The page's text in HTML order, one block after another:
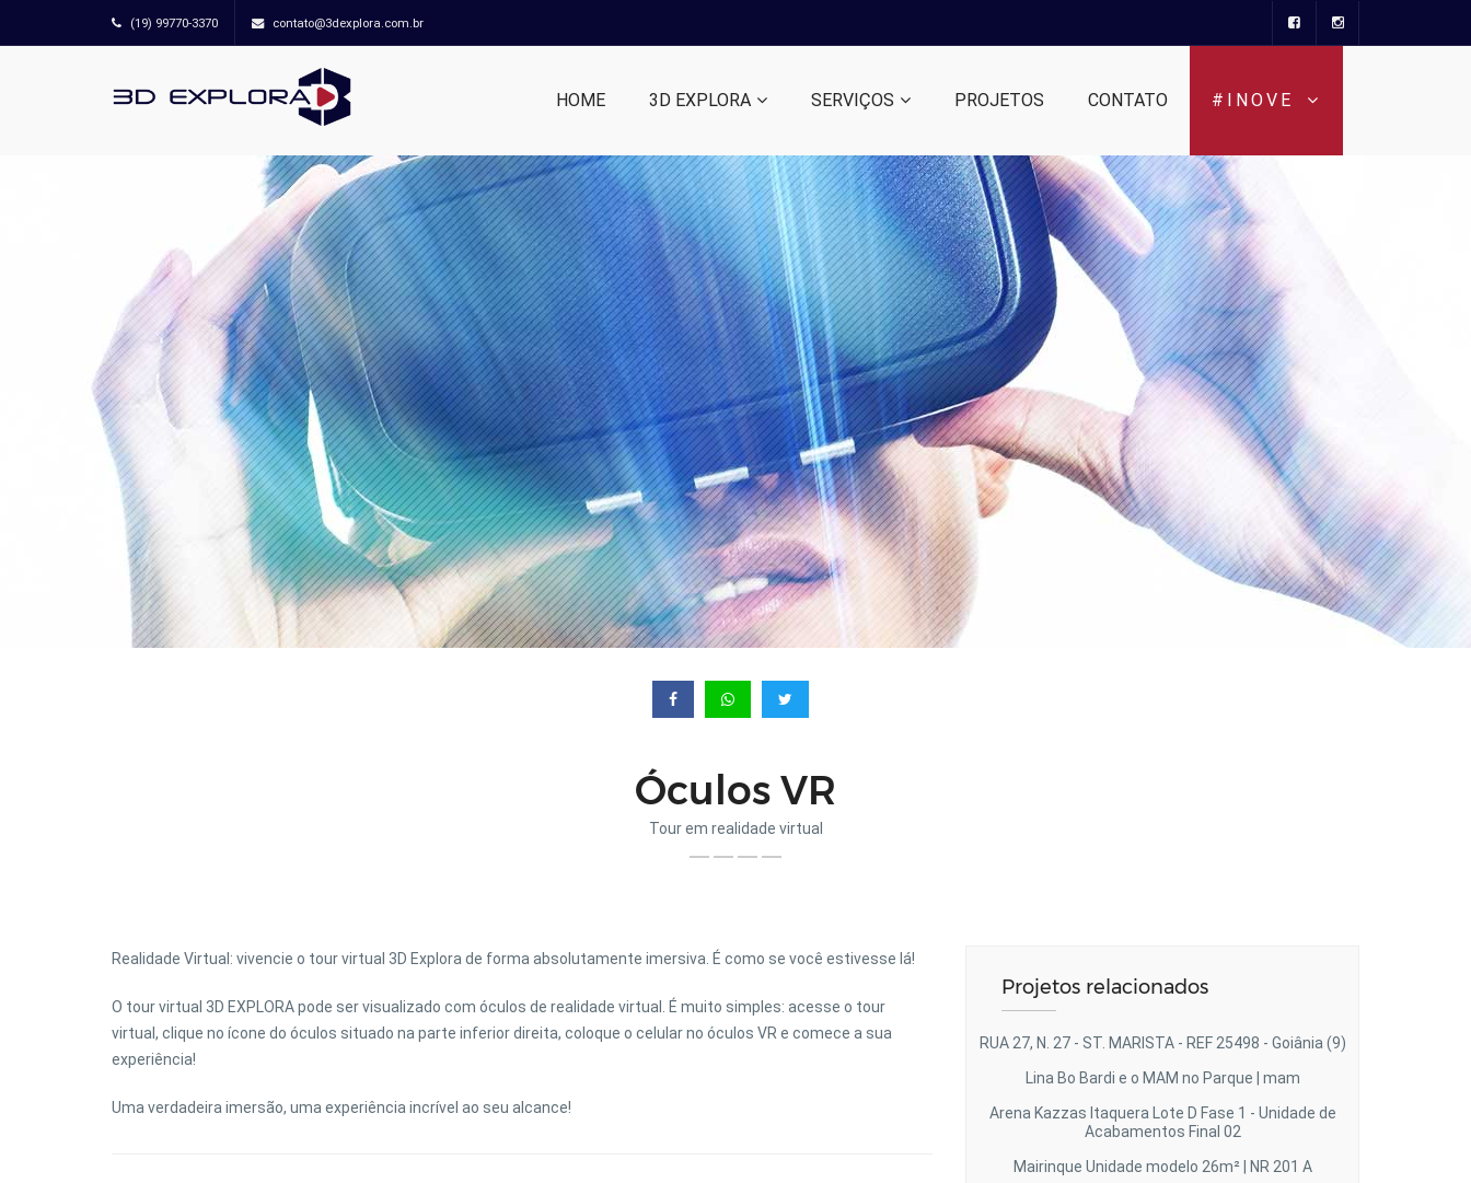
(19) 99770-3370 contato@3dexplora.com.br
HOME 3D EXPLORA SERVIÇOS PROJETOS CONTATO #INOVE
Óculos VR
Tour em realidade virtual
Realidade Virtual: vivencie o tour virtual 3D Explora de forma absolutamente imersiva. É como se você estivesse lá!
O tour virtual 3D EXPLORA pode ser visualizado com óculos de realidade virtual. É muito simples: acesse o tour
virtual, clique no ícone do óculos situado na parte inferior direita, coloque o celular no óculos VR e comece a sua
experiência!
Uma verdadeira imersão, uma experiência incrível ao seu alcance!
Projetos relacionados
RUA 27, N. 27 - ST. MARISTA - REF 25498 - Goiânia (9)
Lina Bo Bardi e o MAM no Parque | mam
Arena Kazzas Itaquera Lote D Fase 1 - Unidade de
Acabamentos Final 02
Mairinque Unidade modelo 26m² | NR 201 A